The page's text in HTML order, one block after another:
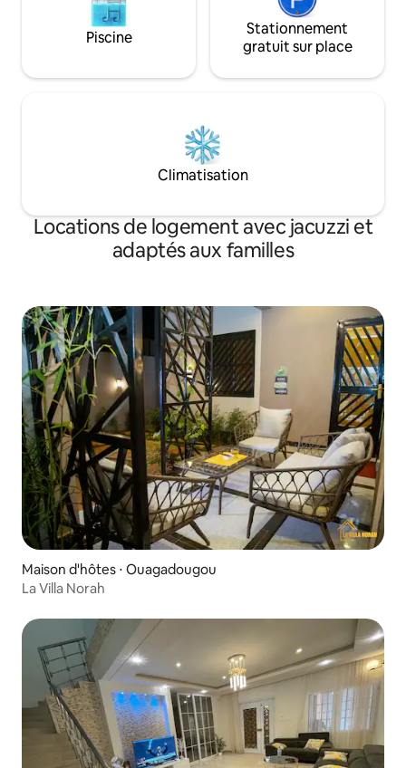
Piscine
Stationnement
gratuit sur place
Climatisation
Locations de logement avec jacuzzi et
adaptés aux familles
Maison d'hôtes ⋅ Ouagadougou
La Villa Norah